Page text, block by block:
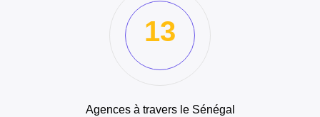
13
Agences à travers le Sénégal